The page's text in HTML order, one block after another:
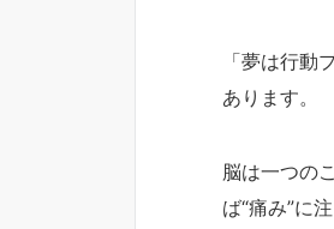
「夢は行動
あります。
脳は一つの
ば“痛み”に